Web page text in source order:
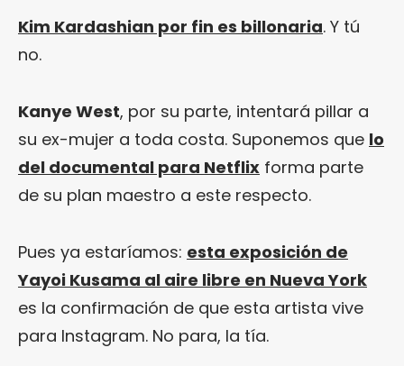
Kim Kardashian por fin es billonaria. Y tú
no.
Kanye West, por su parte, intentará pillar a
su ex-mujer a toda costa. Suponemos que lo
del documental para Netflix forma parte
de su plan maestro a este respecto.
Pues ya estaríamos: esta exposición de
Yayoi Kusama al aire libre en Nueva York
es la confirmación de que esta artista vive
para Instagram. No para, la tía.